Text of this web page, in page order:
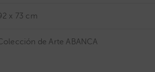
x 73 cm
de Arte ABANCA